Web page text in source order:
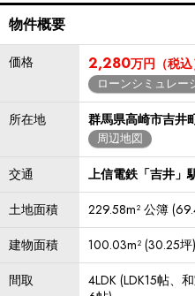
物件概要
価格 2,280万円（税込
ローンシミュレー
所在地 群馬県高崎市吉井
周辺地図
交通
上信電鉄「吉井」
土地面積
229.58m² 公簿
建物面積
100.03m² (30.25坪)
間取
4LDK (LDK15帖、